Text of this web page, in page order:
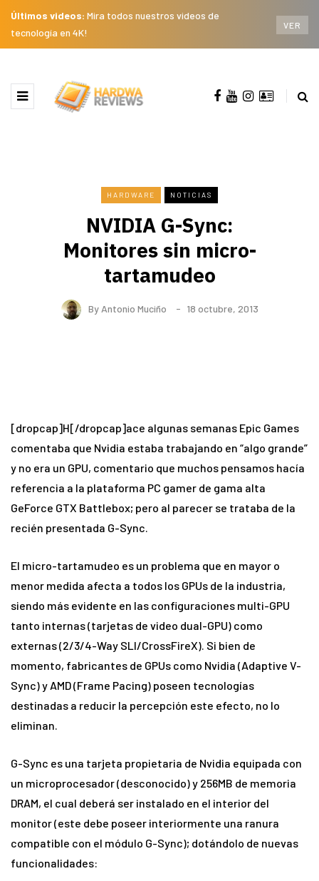
Últimos videos: Mira todos nuestros videos de
tecnología en 4K!
VER
HARDWARE NOTICIAS
NVIDIA G-Sync:
Monitores sin micro-
tartamudeo
By Antonio Muciño 18 octubre, 2013
[dropcap]H[/dropcap]ace algunas semanas Epic Games
comentaba que Nvidia estaba trabajando en “algo grande”
y no era un GPU, comentario que muchos pensamos hacía
referencia a la plataforma PC gamer de gama alta
GeForce GTX Battlebox; pero al parecer se trataba de la
recién presentada G-Sync.
El micro-tartamudeo es un problema que en mayor o
menor medida afecta a todos los GPUs de la industria,
siendo más evidente en las configuraciones multi-GPU
tanto internas (tarjetas de video dual-GPU) como
externas (2/3/4-Way SLI/CrossFireX). Si bien de
momento, fabricantes de GPUs como Nvidia (Adaptive V-
Sync) y AMD (Frame Pacing) poseen tecnologías
destinadas a reducir la percepción este efecto, no lo
eliminan.
G-Sync es una tarjeta propietaria de Nvidia equipada con
un microprocesador (desconocido) y 256MB de memoria
DRAM, el cual deberá ser instalado en el interior del
monitor (este debe poseer interiormente una ranura
compatible con el módulo G-Sync); dotándolo de nuevas
funcionalidades: